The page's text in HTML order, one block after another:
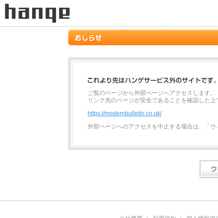
ご覧のページから外部ページへアクセスします。
リンク先のページが安全であることを確認した
https://modernbulletin.co.uk/
外部ページへのアクセスを中止する場合は、「